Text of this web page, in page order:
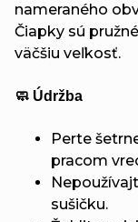
nameraného
Čiapky sú
väčšiu veľkosť.
🧼 Údržba
Perte
pracom
sušičku.